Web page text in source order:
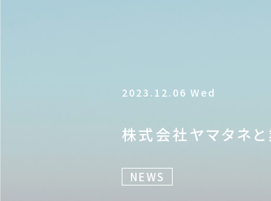
2023.12.06 Wed
株式会社ヤマタネと
NEWS